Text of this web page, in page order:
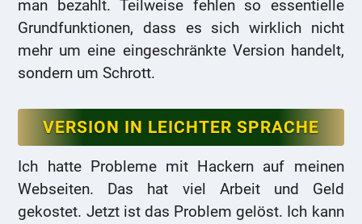
man bezahlt. Teilweise fehlen so essentielle
Grundfunktionen, dass es sich wirklich nicht
mehr um eine eingeschränkte Version handelt,
sondern um Schrott.
VERSION IN LEICHTER SPRACHE
Ich hatte Probleme mit Hackern auf meinen
Webseiten. Das hat viel Arbeit und Geld
gekostet. Jetzt ist das Problem gelöst. Ich kann